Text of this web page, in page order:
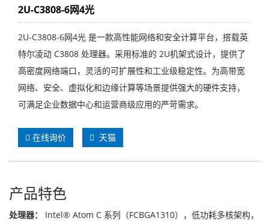
2U-C3808-6网4光
2U-C3808-6网4光 是一款高性能网络和安全计算平台，搭载英
特尔凌动 C3808 处理器。采用标准的 2U机架式设计，提供了
高密度网络端口，灵活的可扩展性和工业级稳定性。为高带宽
网络、安全、虚拟化和边缘计算等场景提供强大的硬件支持，
可满足企业数据中心和运营商级应用的严苛需求。
在线询价 天猫
产品特色
处理器：
Intel® Atom C 系列（FCBGA1310），低功耗多核架构，